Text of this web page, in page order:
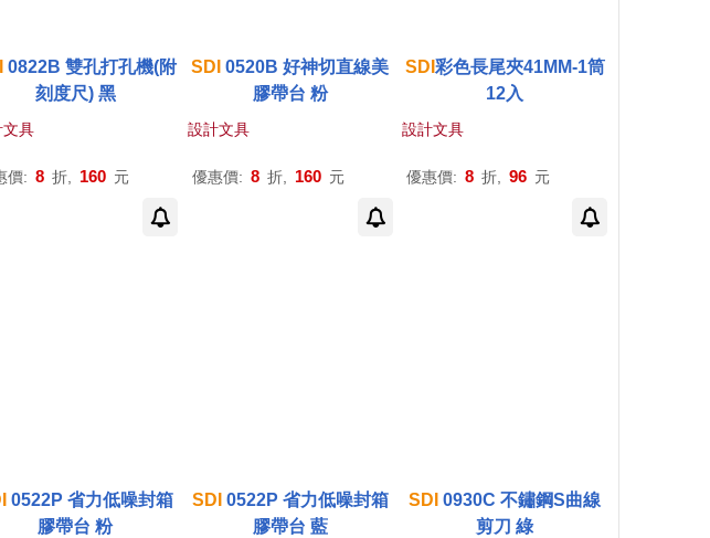
0822B 雙孔打孔機(附
刻度尺) 黑
文具
價: 8 折, 160 元
SDI 0520B 好神切直線美
膠帶台 粉
設計文具
優惠價: 8 折, 160 元
SDI 彩色長尾夾41MM-1筒
12入
設計文具
優惠價: 8 折, 96 元
0522P 省力低噪封箱
膠帶台 粉
SDI 0522P 省力低噪封箱
膠帶台 藍
SDI 0930C 不鏽鋼S曲線
剪刀 綠